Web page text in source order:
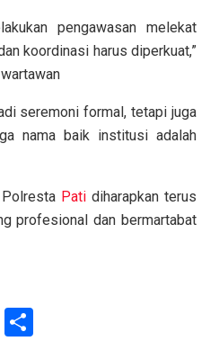
pengawasan melekat
koordinasi harus diperkuat,”
seremoni formal, tetapi juga
nama baik institusi adalah
Pati diharapkan terus
profesional dan bermartabat
C